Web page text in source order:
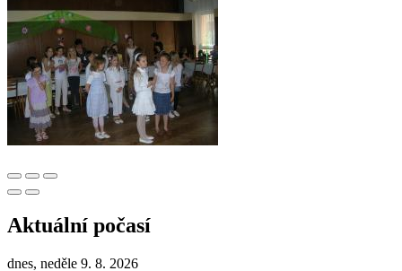
Aktuální počasí
dnes, neděle 9. 8. 2026